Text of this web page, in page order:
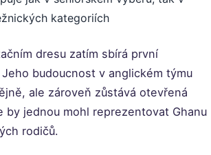
kategoriích
dresu zatím sbírá první
budoucnost v anglickém týmu
ale zároveň zůstává otevřená
by jednou mohl reprezentovat Ghanu
rodičů.